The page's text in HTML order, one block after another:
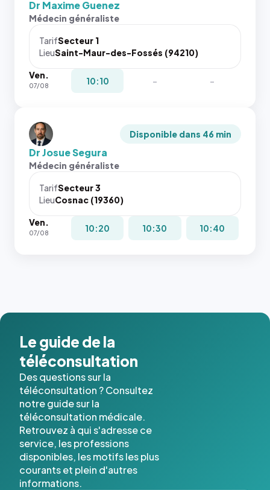
Dr Maxime Guenez
Médecin généraliste
TarifSecteur 1
LieuSaint-Maur-des-Fossés (94210)
Ven.
07/08 10:10 - -
Disponible dans 46 min
Dr Josue Segura
Médecin généraliste
TarifSecteur 3
LieuCosnac (19360)
Ven.
07/08 10:20 10:30 10:40
Le guide de la
téléconsultation
Des questions sur la
téléconsultation ? Consultez
notre guide sur la
téléconsultation médicale.
Retrouvez à qui s'adresse ce
service, les professions
disponibles, les motifs les plus
courants et plein d'autres
informations.